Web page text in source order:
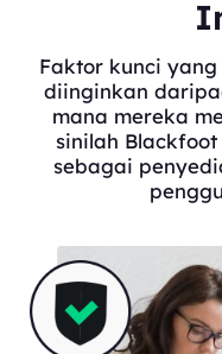
Faktor kunci
diinginkan
mana mereka
sinilah Blackfoot
sebagai